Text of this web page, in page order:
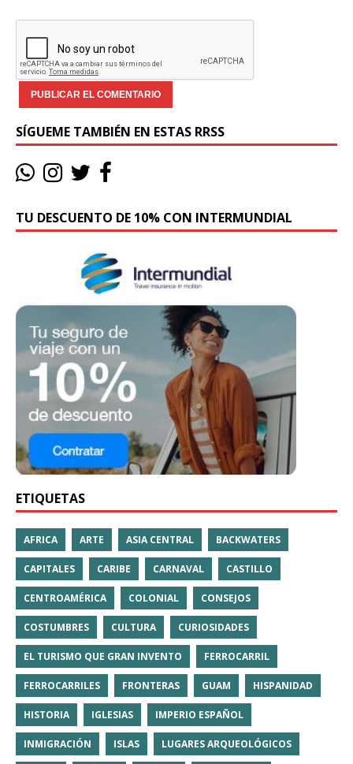
SÍGUEME TAMBIÉN EN ESTAS RRSS
TU DESCUENTO DE 10% CON INTERMUNDIAL
ETIQUETAS
AFRICA ARTE ASIA CENTRAL BACKWATERS
CAPITALES CARIBE CARNAVAL CASTILLO
CENTROAMÉRICA COLONIAL CONSEJOS
COSTUMBRES CULTURA CURIOSIDADES
EL TURISMO QUE GRAN INVENTO FERROCARRIL
FERROCARRILES FRONTERAS GUAM HISPANIDAD
HISTORIA IGLESIAS IMPERIO ESPAÑOL
INMIGRACIÓN ISLAS LUGARES ARQUEOLÓGICOS